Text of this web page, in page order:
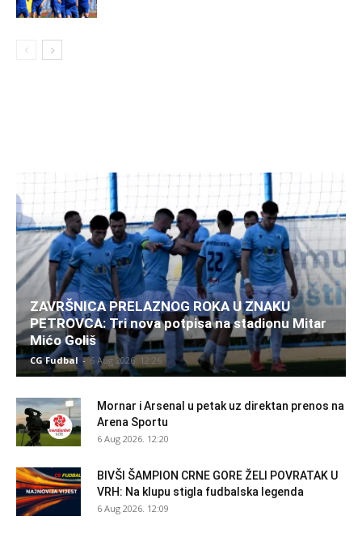
ZAVRŠNICA PRELAZNOG ROKA U ZNAKU
PETROVCA: Tri nova potpisa na stadionu Mitar
Mićo Goliš
CG Fudbal - 6 Aug 2026. 12:26
Mornar i Arsenal u petak uz direktan prenos na
Arena Sportu
6 Aug 2026. 12:20
BIVŠI ŠAMPION CRNE GORE ŽELI POVRATAK U
VRH: Na klupu stigla fudbalska legenda
6 Aug 2026. 12:09